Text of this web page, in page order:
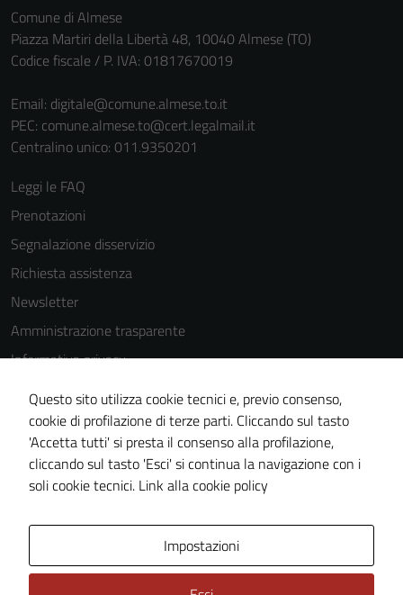
Comune di Almese
Piazza Martiri della Libertà 48, 10040 Almese (TO)
Codice fiscale / P. IVA: 01817670019
Email: digitale@comune.almese.to.it
PEC: comune.almese.to@cert.legalmail.it
Centralino unico: 011.9350201
Leggi le FAQ
Prenotazioni
Segnalazione disservizio
Richiesta assistenza
Newsletter
Amministrazione trasparente
Informativa privacy
Note legali
Dichiarazione di accessibilità
Piano di miglioramento del sito
Questo sito utilizza cookie tecnici e, previo consenso,
cookie di profilazione di terze parti. Cliccando sul tasto
'Accetta tutti' si presta il consenso alla profilazione,
cliccando sul tasto 'Esci' si continua la navigazione con i
soli cookie tecnici. Link alla cookie policy
Impostazioni